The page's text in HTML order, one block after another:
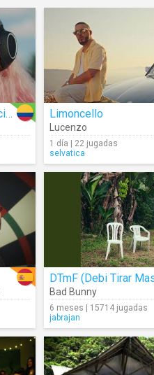
Si Antes Te Hubiera Conocido Limoncello
Lucenzo
1 día | 22 jugadas
selvatica
Bad Bunny
6 meses | 15714 jugadas
jabrajan